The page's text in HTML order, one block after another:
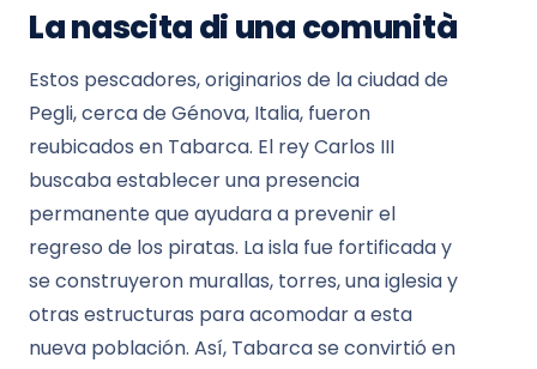
La nascita di una comunità
Estos pescadores, originarios de la ciudad de
Pegli, cerca de Génova, Italia, fueron
reubicados en Tabarca. El rey Carlos III
buscaba establecer una presencia
permanente que ayudara a prevenir el
regreso de los piratas. La isla fue fortificada y
se construyeron murallas, torres, una iglesia y
otras estructuras para acomodar a esta
nueva población. Así, Tabarca se convirtió en